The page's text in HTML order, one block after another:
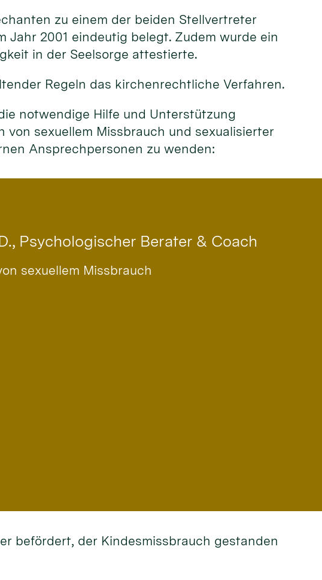
zu einem der beiden Stellvertreter
2001 eindeutig belegt. Zudem wurde ein
in der Seelsorge attestierte.
Regeln das kirchenrechtliche Verfahren.
notwendige Hilfe und Unterstützung
von sexuellem Missbrauch und sexualisierter
Ansprechpersonen zu wenden:
Psychologischer Berater & Coach
sexuellem Missbrauch
befördert, der Kindesmissbrauch gestanden